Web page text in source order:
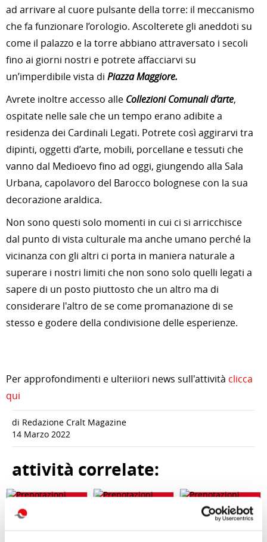
ad arrivare al cuore pulsante della torre: il meccanismo
che fa funzionare l’orologio. Ascolterete gli aneddoti su
come il palazzo e la torre abbiano attraversato i secoli
fino ai giorni nostri e potrete affacciarvi su
un’imperdibile vista di Piazza Maggiore.
Avrete inoltre accesso alle Collezioni Comunali d’arte,
ospitate nelle sale che un tempo erano adibite a
residenza dei Cardinali Legati. Potrete così aggirarvi tra
dipinti, oggetti d’arte, mobili, porcellane e tessuti che
vanno dal Medioevo fino ad oggi, giungendo alla Sala
Urbana, capolavoro del Barocco bolognese con la sua
decorazione araldica.
Non sono questi solo momenti in cui ci si arricchisce
dal punto di vista culturale ma anche umano perché la
vicinanza con gli altri ci porta in maniera naturale a
superare i nostri limiti che non sono solo quelli legati a
sapere di un posto piuttosto che un altro ma di
considerare l'altro de se come promanazione di se
stesso e godere della condivisione delle esperienze.
Per approfondimenti e ulteriiori news sull'attività clicca
qui
di Redazione Cralt Magazine
14 Marzo 2022
attività correlate: